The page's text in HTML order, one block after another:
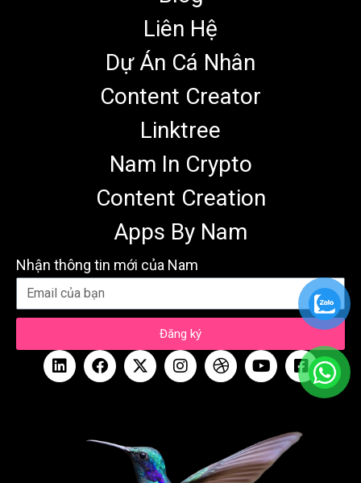
Liên Hệ
Dự Án Cá Nhân
Content Creator
Linktree
Nam In Crypto
Content Creation
Apps By Nam
Nhận thông tin mới của Nam
Đăng ký